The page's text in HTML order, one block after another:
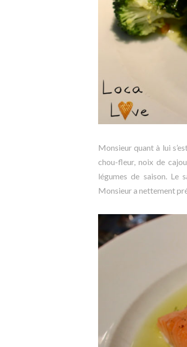
Monsieur quant à lui
chou-fleur, noix de
légumes de saison. Le
Monsieur a nettement